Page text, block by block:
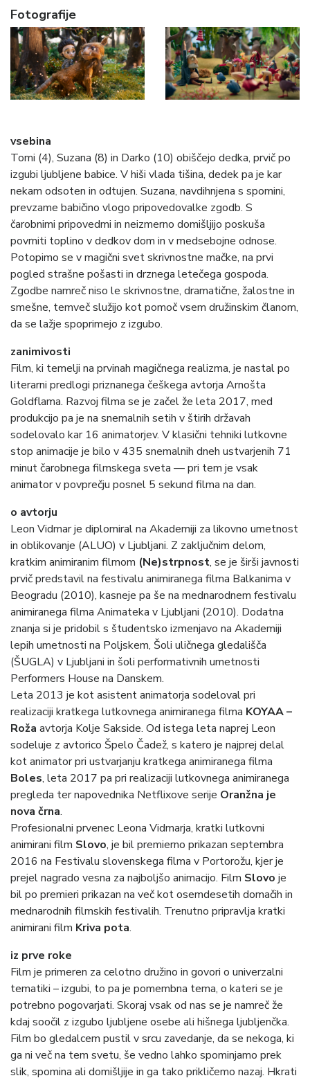
Fotografije
vsebina
Tomi (4), Suzana (8) in Darko (10) obiščejo dedka, prvič po
izgubi ljubljene babice. V hiši vlada tišina, dedek pa je kar
nekam odsoten in odtujen. Suzana, navdihnjena s spomini,
prevzame babičino vlogo pripovedovalke zgodb. S
čarobnimi pripovedmi in neizmerno domišljijo poskuša
povrniti toplino v dedkov dom in v medsebojne odnose.
Potopimo se v magični svet skrivnostne mačke, na prvi
pogled strašne pošasti in drznega letečega gospoda.
Zgodbe namreč niso le skrivnostne, dramatične, žalostne in
smešne, temveč služijo kot pomoč vsem družinskim članom,
da se lažje spoprimejo z izgubo.
zanimivosti
Film, ki temelji na prvinah magičnega realizma, je nastal po
literarni predlogi priznanega češkega avtorja Arnošta
Goldflama. Razvoj filma se je začel že leta 2017, med
produkcijo pa je na snemalnih setih v štirih državah
sodelovalo kar 16 animatorjev. V klasični tehniki lutkovne
stop animacije je bilo v 435 snemalnih dneh ustvarjenih 71
minut čarobnega filmskega sveta — pri tem je vsak
animator v povprečju posnel 5 sekund filma na dan.
o avtorju
Leon Vidmar je diplomiral na Akademiji za likovno umetnost
in oblikovanje (ALUO) v Ljubljani. Z zaključnim delom,
kratkim animiranim filmom (Ne)strpnost, se je širši javnosti
prvič predstavil na festivalu animiranega filma Balkanima v
Beogradu (2010), kasneje pa še na mednarodnem festivalu
animiranega filma Animateka v Ljubljani (2010). Dodatna
znanja si je pridobil s študentsko izmenjavo na Akademiji
lepih umetnosti na Poljskem, Šoli uličnega gledališča
(ŠUGLA) v Ljubljani in šoli performativnih umetnosti
Performers House na Danskem.
Leta 2013 je kot asistent animatorja sodeloval pri
realizaciji kratkega lutkovnega animiranega filma KOYAA –
Roža avtorja Kolje Sakside. Od istega leta naprej Leon
sodeluje z avtorico Špelo Čadež, s katero je najprej delal
kot animator pri ustvarjanju kratkega animiranega filma
Boles, leta 2017 pa pri realizaciji lutkovnega animiranega
pregleda ter napovednika Netflixove serije Oranžna je
nova črna.
Profesionalni prvenec Leona Vidmarja, kratki lutkovni
animirani film Slovo, je bil premierno prikazan septembra
2016 na Festivalu slovenskega filma v Portorožu, kjer je
prejel nagrado vesna za najboljšo animacijo. Film Slovo je
bil po premieri prikazan na več kot osemdesetih domačih in
mednarodnih filmskih festivalih. Trenutno pripravlja kratki
animirani film Kriva pota.
iz prve roke
Film je primeren za celotno družino in govori o univerzalni
tematiki – izgubi, to pa je pomembna tema, o kateri se je
potrebno pogovarjati. Skoraj vsak od nas se je namreč že
kdaj soočil z izgubo ljubljene osebe ali hišnega ljubljenčka.
Film bo gledalcem pustil v srcu zavedanje, da se nekoga, ki
ga ni več na tem svetu, še vedno lahko spominjamo prek
slik, spomina ali domišljije in ga tako prikličemo nazaj. Hkrati